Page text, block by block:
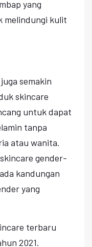
yang
melindungi kulit
semakin
skincare
untuk dapat
tanpa
atau wanita.
gender-
kandungan
yang
terbaru
2021.